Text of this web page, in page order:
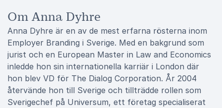
Om Anna Dyhre
Anna Dyhre är en av de mest erfarna rösterna inom
Employer Branding i Sverige. Med en bakgrund som
jurist och en European Master in Law and Economics
inledde hon sin internationella karriär i London där
hon blev VD för The Dialog Corporation. År 2004
återvände hon till Sverige och tillträdde rollen som
Sverigechef på Universum, ett företag specialiserat